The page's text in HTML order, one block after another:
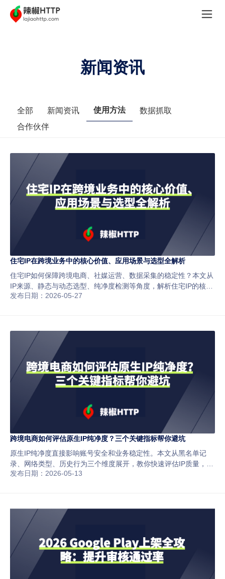
新闻资讯
全部 新闻资讯 使用方法
数据抓取
合作伙伴
住宅IP在跨境业务中的核心价值、应用场景与选型全解析
住宅IP如何保障跨境电商、社媒运营、数据采集的稳定性？本文从
IP来源、静态与动态选型、纯净度检测等角度，解析住宅IP的核心
价值与实战应用。
发布日期：2026-05-27
跨境电商如何评估原生IP纯净度？三个关键指标帮你避坑
原生IP纯净度直接影响账号安全和业务稳定性。本文从黑名单记
录、网络类型、历史行为三个维度展开，教你快速评估IP质量，有
效降低运营风险，保障跨境业务稳定运行。
发布日期：2026-05-13